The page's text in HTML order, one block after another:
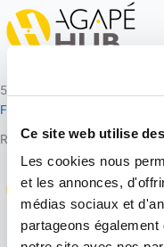
Ce site web utilise
Les cookies nous
et les annonces,
médias sociaux et
partageons
Aller
au
contenu
5 rue Perrée 75003 Paris
Faire un don
Rechercher